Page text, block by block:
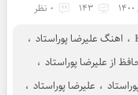
143 0 نظر
، اهنگ علیرضا پوراستاد ،
از علیرضا پوراستاد ،
، علیرضا پوراستاد ،